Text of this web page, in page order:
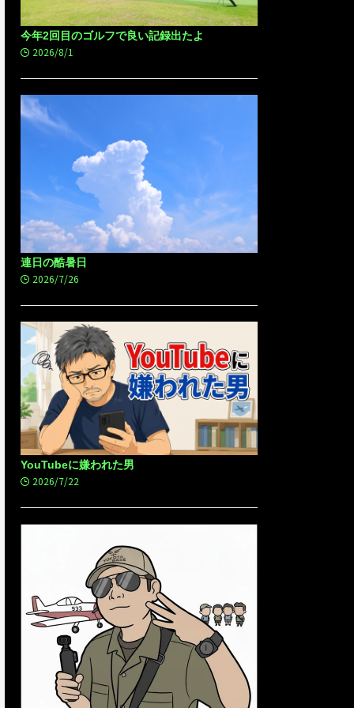
今年2回目のゴルフで良い記録出たよ
2026/8/1
連日の酷暑日
2026/7/26
YouTubeに嫌われた男
2026/7/22